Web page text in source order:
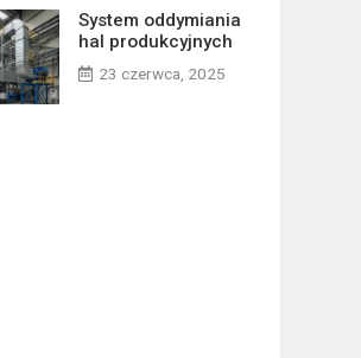
System oddymiania
hal produkcyjnych
23 czerwca, 2025